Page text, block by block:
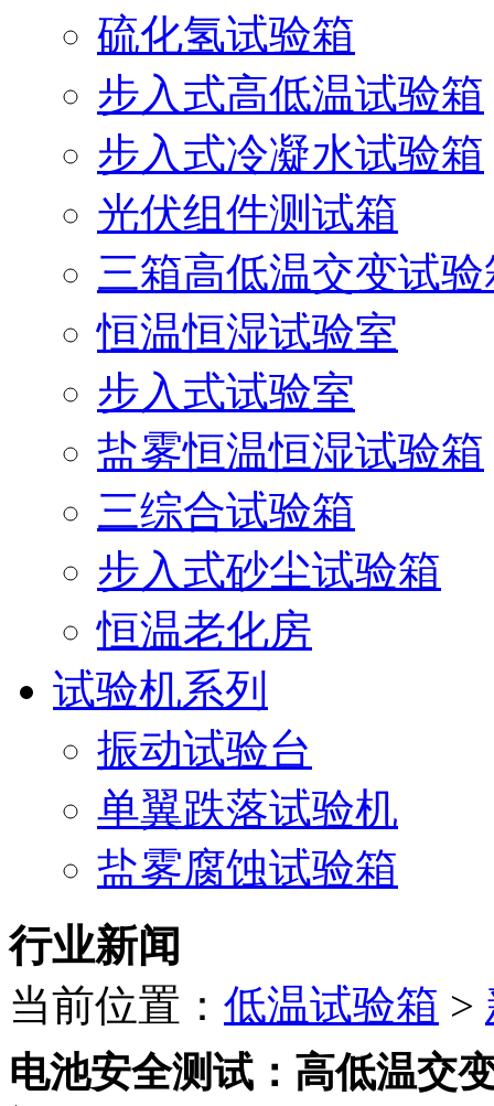
硫化氢试验箱
步入式高低温试验箱
步入式冷凝水试验箱
光伏组件测试箱
三箱高低温交变试验
恒温恒湿试验室
步入式试验室
盐雾恒温恒湿试验箱
三综合试验箱
步入式砂尘试验箱
恒温老化房
试验机系列
振动试验台
单翼跌落试验机
盐雾腐蚀试验箱
行业新闻
当前位置： 低温试验箱 >
电池安全测试：高低温交